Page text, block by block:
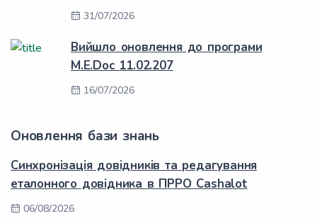
31/07/2026
Вийшло оновлення до програми
M.E.Doc 11.02.207
16/07/2026
Оновлення бази знань
Синхронізація довідників та редагування
еталонного довідника в ПРРО Cashalot
06/08/2026